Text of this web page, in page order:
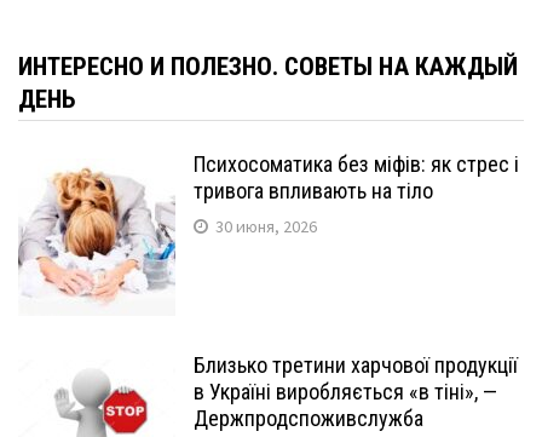
ИНТЕРЕСНО И ПОЛЕЗНО. СОВЕТЫ НА КАЖДЫЙ
ДЕНЬ
Психосоматика без міфів: як стрес і
тривога впливають на тіло
30 июня, 2026
Близько третини харчової продукції
в Україні виробляється «в тіні», —
Держпродспоживслужба